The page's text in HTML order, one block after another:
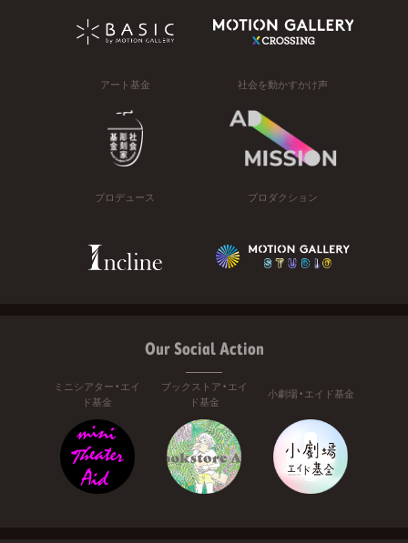
アート基金 社会を動かすかけ声
プロデュース プロダクション
Our Social Action
ミニシアター・エイ
ド基金
ブックストア・エイ
ド基金
小劇場・エイド基金